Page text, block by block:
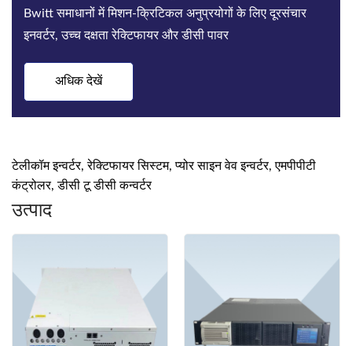
Bwitt समाधानों में मिशन-क्रिटिकल अनुप्रयोगों के लिए दूरसंचार
इनवर्टर, उच्च दक्षता रेक्टिफायर और डीसी पावर
अधिक देखें
टेलीकॉम इन्वर्टर, रेक्टिफायर सिस्टम, प्योर साइन वेव इन्वर्टर, एमपीपीटी
कंट्रोलर, डीसी टू डीसी कन्वर्टर
उत्पाद